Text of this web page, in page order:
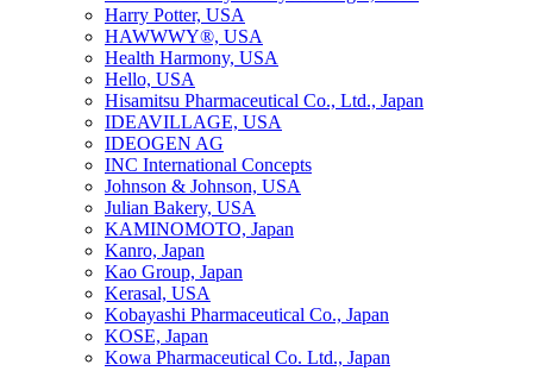
Harry Potter, USA
HAWWWY®, USA
Health Harmony, USA
Hello, USA
Hisamitsu Pharmaceutical Co., Ltd., Japan
IDEAVILLAGE, USA
IDEOGEN AG
INC International Concepts
Johnson & Johnson, USA
Julian Bakery, USA
KAMINOMOTO, Japan
Kanro, Japan
Kao Group, Japan
Kerasal, USA
Kobayashi Pharmaceutical Co., Japan
KOSE, Japan
Kowa Pharmaceutical Co. Ltd., Japan